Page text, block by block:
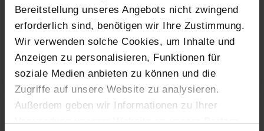
Bereitstellung unseres Angebots nicht zwingend
erforderlich sind, benötigen wir Ihre Zustimmung.
Wir verwenden solche Cookies, um Inhalte und
Anzeigen zu personalisieren, Funktionen für
soziale Medien anbieten zu können und die
Zugriffe auf unsere Website zu analysieren.
Außerdem geben wir Informationen zu Ihrer
Verwendung unserer Website an unsere Partner